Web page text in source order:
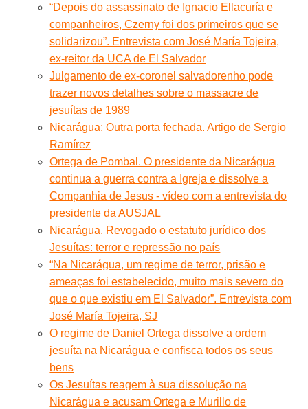
“Depois do assassinato de Ignacio Ellacuría e
companheiros, Czerny foi dos primeiros que se
solidarizou”. Entrevista com José María Tojeira,
ex-reitor da UCA de El Salvador
Julgamento de ex-coronel salvadorenho pode
trazer novos detalhes sobre o massacre de
jesuítas de 1989
Nicarágua: Outra porta fechada. Artigo de Sergio
Ramírez
Ortega de Pombal. O presidente da Nicarágua
continua a guerra contra a Igreja e dissolve a
Companhia de Jesus - vídeo com a entrevista do
presidente da AUSJAL
Nicarágua. Revogado o estatuto jurídico dos
Jesuítas: terror e repressão no país
“Na Nicarágua, um regime de terror, prisão e
ameaças foi estabelecido, muito mais severo do
que o que existiu em El Salvador”. Entrevista com
José María Tojeira, SJ
O regime de Daniel Ortega dissolve a ordem
jesuíta na Nicarágua e confisca todos os seus
bens
Os Jesuítas reagem à sua dissolução na
Nicarágua e acusam Ortega e Murillo de